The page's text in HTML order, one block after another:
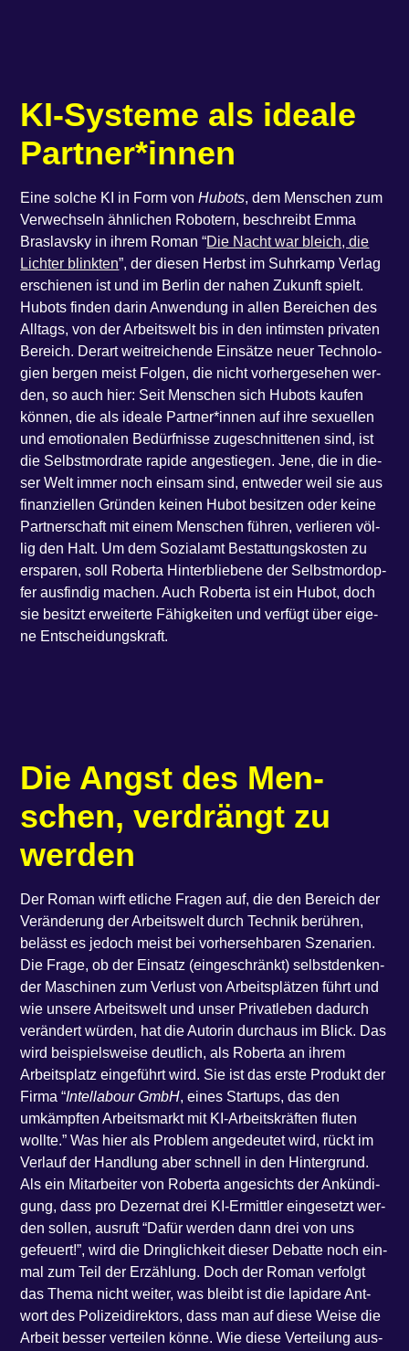
KI-Sys­te­me als idea­le
Partner*innen
Eine sol­che KI in Form vonHubots, dem Men­schen zum
Ver­wech­seln ähn­li­chen Robo­tern, beschreibt Emma
Bras­lavs­ky in ihrem Roman ​“Die Nacht war bleich, die
Lich­ter blink­ten”, der die­sen Herbst im Suhr­kamp Ver­lag
erschie­nen ist und im Ber­lin der nahen Zukunft spielt.
Hubots fin­den dar­in Anwen­dung in allen Berei­chen des
All­tags, von der Arbeits­welt bis in den intims­ten pri­va­ten
Bereich. Der­art weit­rei­chen­de Ein­sät­ze neu­er Tech­no­lo­
gi­en ber­gen meist Fol­gen, die nicht vor­her­ge­se­hen wer­
den, so auch hier: Seit Men­schen sich Hubots kau­fen
kön­nen, die als idea­le Partner*innen auf ihre sexu­el­len
und emo­tio­na­len Bedürf­nis­se zuge­schnit­te­nen sind, ist
die Selbst­mord­ra­te rapi­de ange­stie­gen. Jene, die in die­
ser Welt immer noch ein­sam sind, ent­we­der weil sie aus
finan­zi­el­len Grün­den kei­nen Hubot besit­zen oder kei­ne
Part­ner­schaft mit einem Men­schen füh­ren, ver­lie­ren völ­
lig den Halt. Um dem Sozi­al­amt Bestat­tungs­kos­ten zu
erspa­ren, soll Rober­ta Hin­ter­blie­be­ne der Selbst­mord­op­
fer aus­fin­dig machen. Auch Rober­ta ist ein Hubot, doch
sie besitzt erwei­ter­te Fähig­kei­ten und ver­fügt über eige­
ne Entscheidungskraft.
Die Angst des Men­
schen, ver­drängt zu
werden
Der Roman wirft etli­che Fra­gen auf, die den Bereich der
Ver­än­de­rung der Arbeits­welt durch Tech­nik berüh­ren,
belässt es jedoch meist bei vor­her­seh­ba­ren Sze­na­ri­en.
Die Fra­ge, ob der Ein­satz (ein­ge­schränkt) selbst­den­ken­
der Maschi­nen zum Ver­lust von Arbeits­plät­zen führt und
wie unse­re Arbeits­welt und unser Pri­vat­le­ben dadurch
ver­än­dert wür­den, hat die Autorin durch­aus im Blick. Das
wird bei­spiels­wei­se deut­lich, als Rober­ta an ihrem
Arbeits­platz ein­ge­führt wird. Sie ist das ers­te Pro­dukt der
Fir­ma ​“Intel­la­bour GmbH, eines Star­tups, das den
umkämpf­ten Arbeits­markt mit KI-Arbeits­kräf­ten flu­ten
woll­te.” Was hier als Pro­blem ange­deu­tet wird, rückt im
Ver­lauf der Hand­lung aber schnell in den Hin­ter­grund.
Als ein Mit­ar­bei­ter von Rober­ta ange­sichts der Ankün­di­
gung, dass pro Dezer­nat drei KI-Ermitt­ler ein­ge­setzt wer­
den sol­len, aus­ruft ​“Dafür wer­den dann drei von uns
gefeu­ert!”, wird die Dring­lich­keit die­ser Debat­te noch ein­
mal zum Teil der Erzäh­lung. Doch der Roman ver­folgt
das The­ma nicht wei­ter, was bleibt ist die lapi­da­re Ant­
wort des Poli­zei­di­rek­tors, dass man auf die­se Wei­se die
Arbeit bes­ser ver­tei­len kön­ne. Wie die­se Ver­tei­lung aus­